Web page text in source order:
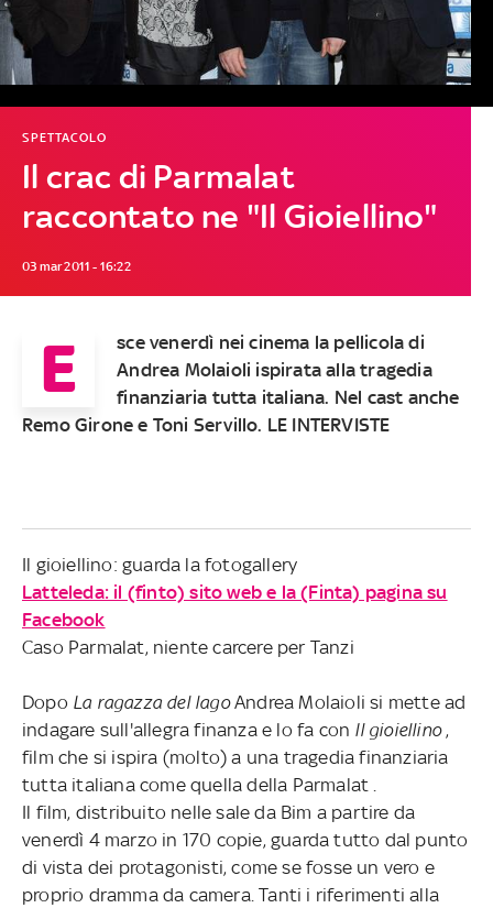
Il crac di Parmalat
raccontato ne "Il Gioiellino"
SPETTACOLO
03 mar 2011 - 16:22
E
sce venerdì nei cinema la pellicola di
Andrea Molaioli ispirata alla tragedia
finanziaria tutta italiana. Nel cast anche
Remo Girone e Toni Servillo. LE INTERVISTE
Il gioiellino: guarda la fotogallery
Latteleda: il (finto) sito web e la (Finta) pagina su
Facebook
Caso Parmalat, niente carcere per Tanzi
Dopo La ragazza del lagoAndrea Molaioli si mette ad
indagare sull'allegra finanza e lo fa con Il gioiellino,
film che si ispira (molto) a una tragedia finanziaria
tutta italiana come quella della Parmalat .
Il film, distribuito nelle sale da Bim a partire da
venerdì 4 marzo in 170 copie, guarda tutto dal punto
di vista dei protagonisti, come se fosse un vero e
proprio dramma da camera. Tanti i riferimenti alla